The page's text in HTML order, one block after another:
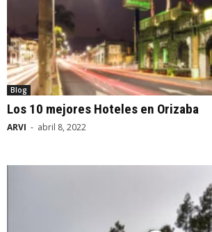
Blog
Los 10 mejores Hoteles en Orizaba
ARVI - abril 8, 2022